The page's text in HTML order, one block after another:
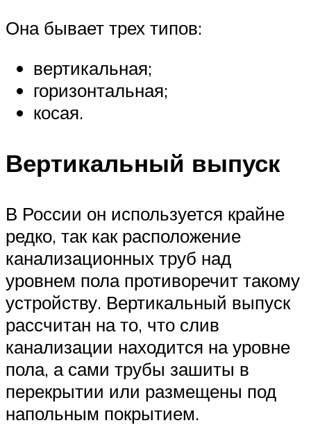
Она бывает трех типов:
вертикальная;
горизонтальная;
косая.
Вертикальный выпуск
В России он используется крайне
редко, так как расположение
канализационных труб над
уровнем пола противоречит такому
устройству. Вертикальный выпуск
рассчитан на то, что слив
канализации находится на уровне
пола, а сами трубы зашиты в
перекрытии или размещены под
напольным покрытием.